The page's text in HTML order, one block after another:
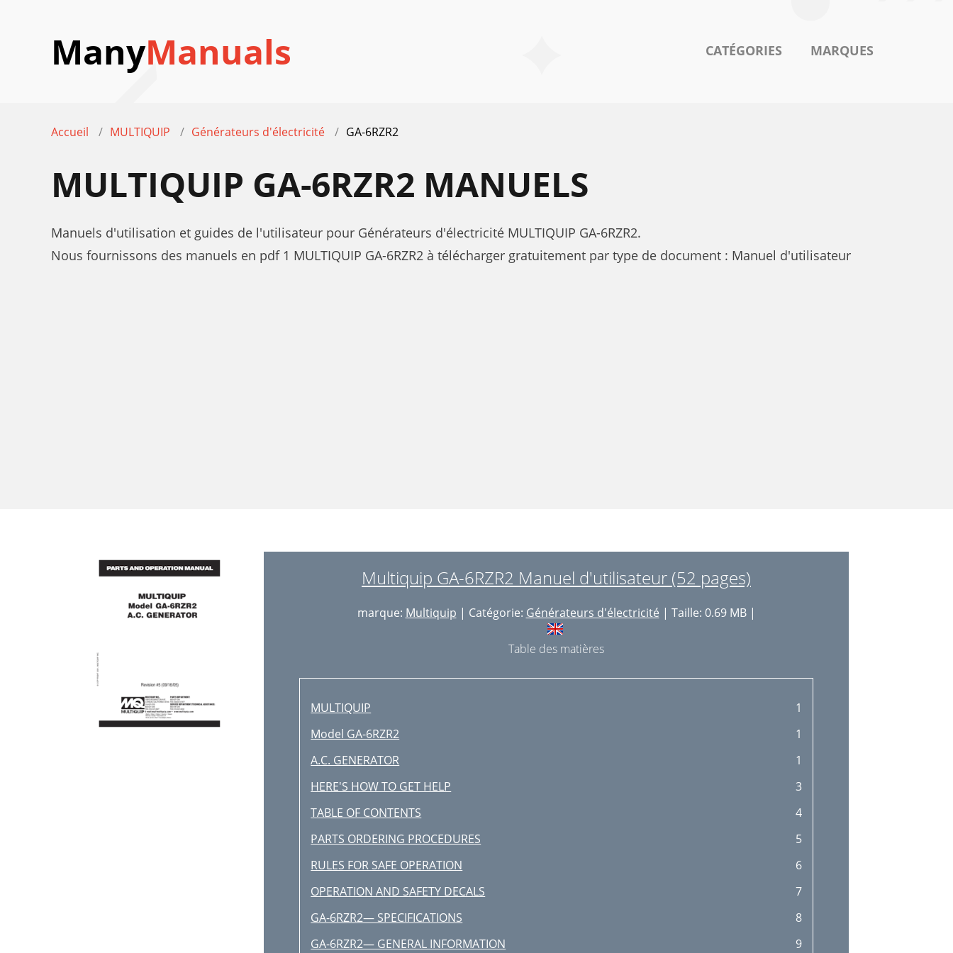
ManyManuals CATÉGORIES MARQUES
Accueil MULTIQUIP Générateurs d'électricité GA-6RZR2
MULTIQUIP GA-6RZR2 MANUELS
Manuels d'utilisation et guides de l'utilisateur pour Générateurs d'électricité MULTIQUIP GA-6RZR2.
Nous fournissons des manuels en pdf 1 MULTIQUIP GA-6RZR2 à télécharger gratuitement par type de document : Manuel d'utilisateur
Multiquip GA-6RZR2 Manuel d'utilisateur (52 pages)
marque: Multiquip | Catégorie: Générateurs d'électricité | Taille: 0.69 MB |
Table des matières
MULTIQUIP
1
Model GA-6RZR2
1
A.C. GENERATOR
1
HERE'S HOW TO GET HELP
3
TABLE OF CONTENTS
4
PARTS ORDERING PROCEDURES
5
RULES FOR SAFE OPERATION
6
OPERATION AND SAFETY DECALS
7
GA-6RZR2— SPECIFICATIONS
8
GA-6RZR2— GENERAL INFORMATION
9